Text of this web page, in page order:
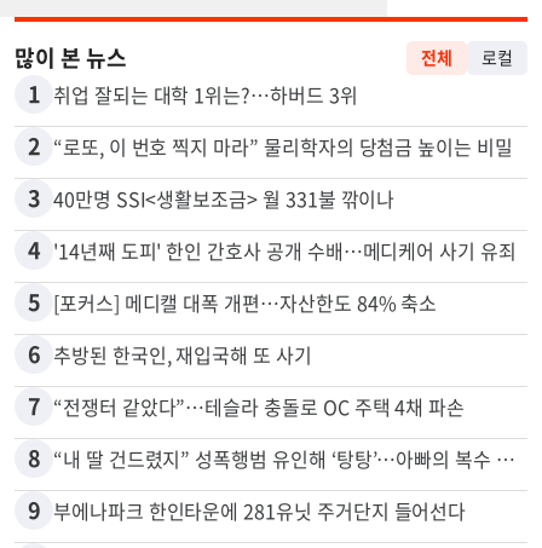
많이 본 뉴스
1 취업 잘되는 대학 1위는?…하버드 3위
2 “로또, 이 번호 찍지 마라” 물리학자의 당첨금 높이는 비밀
3 40만명 SSI<생활보조금> 월 331불 깎이나
4 '14년째 도피' 한인 간호사 공개 수배…메디케어 사기 유죄
5 [포커스] 메디캘 대폭 개편…자산한도 84% 축소
6 추방된 한국인, 재입국해 또 사기
7 “전쟁터 같았다”…테슬라 충돌로 OC 주택 4채 파손
8